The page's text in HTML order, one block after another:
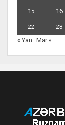
15 16
22 23
« Yan
Mar »